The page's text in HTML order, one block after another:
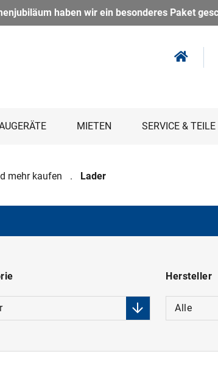
Paket geschnürt: Der Kubota U56-5
MIETEN SERVICE & TEILE
mehr kaufen Lader
Hersteller
Alle